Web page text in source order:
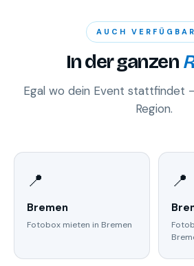
AUCH
In der ganzen
Egal wo dein Event stattfindet
Region.
📍
Bremen
Fotobox mieten in Bremen
📍